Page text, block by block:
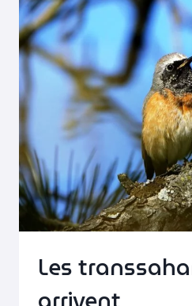
Les